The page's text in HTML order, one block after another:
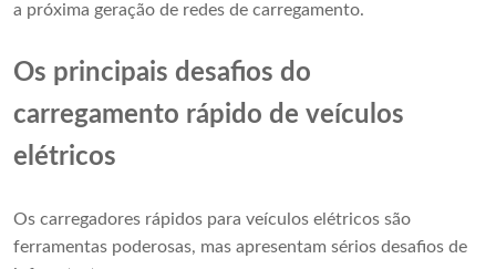
a próxima geração de redes de carregamento.
Os principais desafios do
carregamento rápido de veículos
elétricos
Os carregadores rápidos para veículos elétricos são
ferramentas poderosas, mas apresentam sérios desafios de